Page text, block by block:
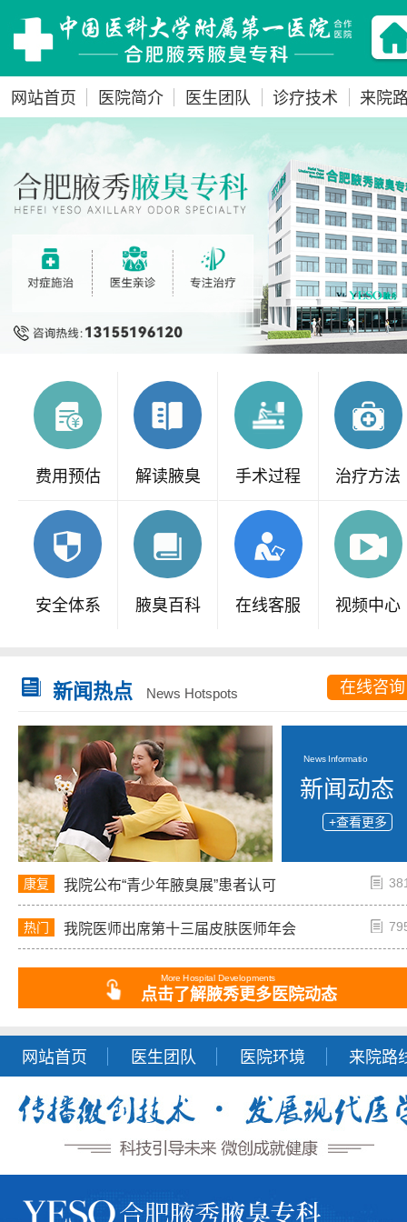
网站首页 医院简介 医生团队 诊疗技术 来院
费用预估 解读腋臭 手术过程 治疗方法
安全体系 腋臭百科 在线客服 视频中心
新闻热点 News Hotspots 在线咨询
News Informatio
新闻动态
+查看更多
康复 我院公布“青少年腋臭展”患者认可
热门 我院医师出席第十三届皮肤医师年会
More Hospital Developments
点击了解腋秀更多医院动态
网站首页 医生团队 医院环境 来院路